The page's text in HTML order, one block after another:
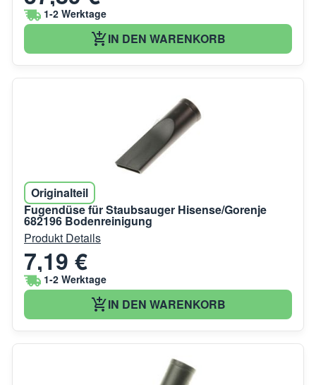
1-2 Werktage
IN DEN WARENKORB
Originalteil
Fugendüse für Staubsauger Hisense/Gorenje
682196 Bodenreinigung
Produkt Details
7,19 €
1-2 Werktage
IN DEN WARENKORB